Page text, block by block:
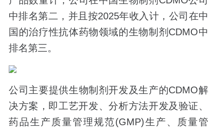
中排名第二，并且按2025年收入计，公司在中
国的治疗性抗体药物领域的生物制剂CDMO中
排名第三。
公司主要提供生物制剂开发及生产的CDMO解
决方案，即工艺开发、分析方法开发及验证、
药品生产质量管理规范(GMP)生产、质量管